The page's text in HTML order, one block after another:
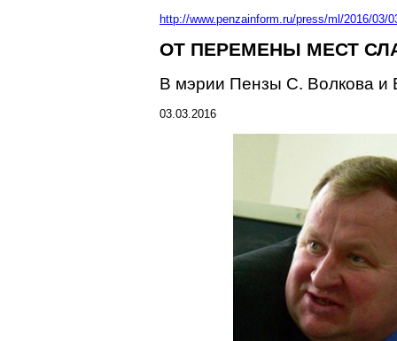
http://www.penzainform.ru/press/ml/2016/03/
ОТ ПЕРЕМЕНЫ МЕСТ
В мэрии Пензы С. Волкова и
03.03.2016